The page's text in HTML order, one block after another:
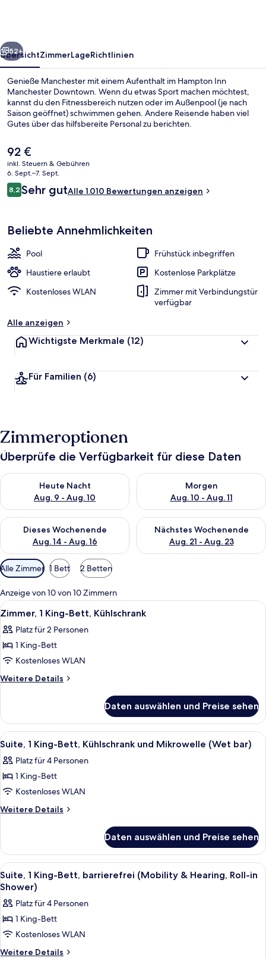
Weiter
52+
ÜbersichtZimmerLageRichtlinien
Genieße Manchester mit einem Aufenthalt im Hampton Inn
Manchester Downtown. Wenn du etwas Sport machen möchtest,
kannst du den Fitnessbereich nutzen oder im Außenpool (je nach
Saison geöffnet) schwimmen gehen. Andere Reisende haben viel
Gutes über das hilfsbereite Personal zu berichten.
Der
aktuelle
Preis
beträgt
92 €.
92 €
inkl. Steuern & Gebühren
6. Sept.–7. Sept.
Bewertungen
8,28,2 von 10.
Sehr gutAlle 1.010 Bewertungen anzeigen
Beliebte Annehmlichkeiten
Pool
Frühstück inbegriffen
Haustiere erlaubt
Kostenlose Parkplätze
Kostenloses WLAN
Zimmer mit Verbindungstür
verfügbar
Alle anzeigen
Wichtigste Merkmale (12)
Für Familien (6)
Zimmeroptionen
Überprüfe die Verfügbarkeit für diese Daten
Heute Nacht
Aug. 9 - Aug. 10
Überprüfe die Verfügbarkeit für heute Nacht, Aug. 9 - Aug.
Morgen
Aug. 10 - Aug. 11
Überprüfe die Verfügbarkeit
Dieses Wochenende
Aug. 14 - Aug. 16
Überprüfe die Verfügbarkeit für dieses Wochenende, Aug. 14
Nächstes Wochenende
Aug. 21 - Aug. 23
Überprüfe die Verfügbarkeit
Verfügbare
Filter
für
Zimmer
Alle Zimmer 1 Bett 2 Betten
Anzeige von 10 von 10 Zimmern
Alle
Fotos
für
Zimmer,
1 King-
Bett,
Ein Hotelzimmer mit einem großen
4
Zimmer, 1 King-Bett, Kühlschrank
Platz für 2 Personen
1 King-Bett
Kostenloses WLAN
Weitere Details
Weitere
1 King-
Bett,
Kühlschrank
Daten auswählen und Preise sehen
Alle
Fotos
für
Suite,
1 King-
Bett,
Mikrowelle
(Wet
bar)
anzeigen
Ein Hotelzimmer mit Bett,
8
Suite, 1 King-Bett, Kühlschrank und Mikrowelle (Wet bar)
Platz für 4 Personen
1 King-Bett
Kostenloses WLAN
Weitere Details
Weitere
1 King-
Bett,
Kühlschrank
und
Mikrowelle
(Wet
bar)
Daten auswählen und Preise sehen
Alle
Fotos
für
Suite,
1 King-
Bett,
barrierefrei
Ein Hotelzimmer mit einem großen
5
Suite, 1 King-Bett, barrierefrei (Mobility & Hearing, Roll-in
Shower)
Platz für 4 Personen
1 King-Bett
Kostenloses WLAN
Weitere Details
Weitere